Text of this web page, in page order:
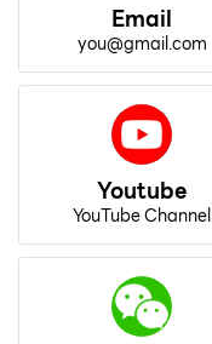
Email
you@gmail.com
Youtube
YouTube Channel